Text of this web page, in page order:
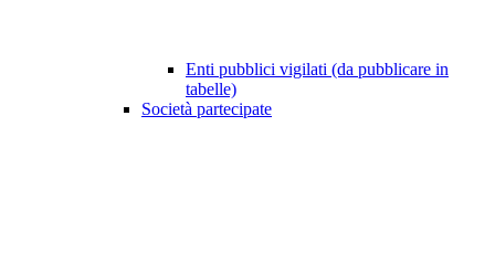
Enti pubblici vigilati (da pubblicare in
tabelle)
Società partecipate